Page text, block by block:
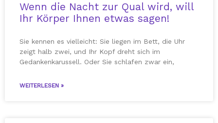
Wenn die Nacht zur Qual wird, will
Ihr Körper Ihnen etwas sagen!
Sie kennen es vielleicht: Sie liegen im Bett, die Uhr
zeigt halb zwei, und Ihr Kopf dreht sich im
Gedankenkarussell. Oder Sie schlafen zwar ein,
WEITERLESEN »